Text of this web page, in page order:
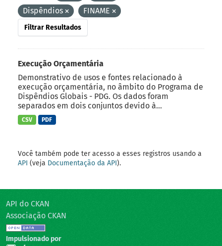
Dispêndios
FINAME
Filtrar Resultados
Execução Orçamentária
Demonstrativo de usos e fontes relacionado à
execução orçamentária, no âmbito do Programa de
Dispêndios Globais - PDG. Os dados foram
separados em dois conjuntos devido à...
CSV PDF
Você também pode ter acesso a esses registros usando a
API (veja Documentação da API).
API do CKAN
Associação CKAN
Impulsionado por